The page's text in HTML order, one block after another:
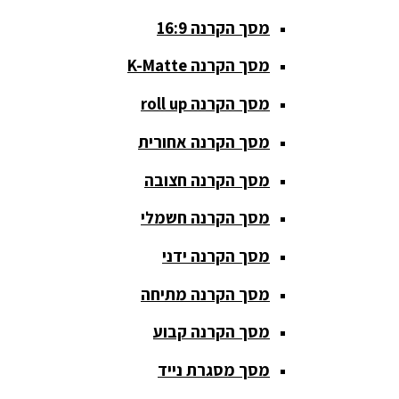
סאבים
וחצובות
ערכת קריוקי
שקטות
מערכות
הגברה
פלטות DJ
קונטרולים
מסך הקרנה 16:9
מסך הקרנה K-Matte
מסך הקרנה roll up
מסך הקרנה אחורית
מסך הקרנה חצובה
מסך הקרנה חשמלי
מסך הקרנה ידני
מסך הקרנה מתיחה
מסך הקרנה קבוע
מסך מסגרת נייד